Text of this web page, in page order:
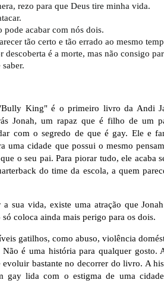
rezo para que Deus tire minha vida.
pode acabar com nós dois.
tão certo e tão errado ao mesmo
descoberta é a morte, mas não consigo
King" é o primeiro livro da Andi
Jonah, um rapaz que é filho de um
com o segredo de que é gay. Ele e
uma cidade que possui o mesmo
o seu pai. Para piorar tudo, ele acaba
do time da escola, a quem
sua vida, existe uma atração que
coloca ainda mais perigo para os dois.
gatilhos, como abuso, violência
é uma história para qualquer gosto.
bastante no decorrer do livro. A
gay lida com o estigma de uma